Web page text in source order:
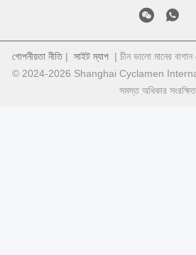
গোপনীয়তা নীতি| সাইট ম্যাপ| চীন ভালো মানের বাগান
© 2024-2026 Shanghai Cyclamen
সমস্ত অধিকার